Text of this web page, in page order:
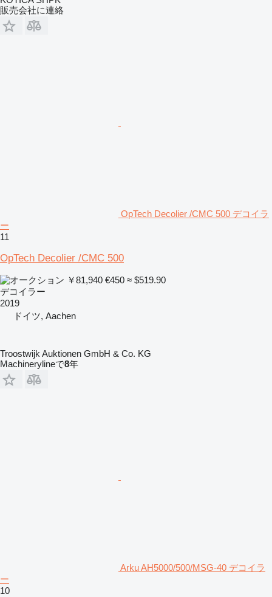
販売会社に連絡
OpTech Decolier /CMC 500 デコイラ
ー
11
OpTech Decolier /CMC 500
￥81,940 €450 ≈ $519.90
デコイラー
2019
ドイツ, Aachen
Troostwijk Auktionen GmbH & Co. KG
Machinerylineで8年
Arku AH5000/500/MSG-40 デコイラ
ー
10